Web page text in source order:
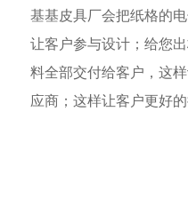
基基皮具厂会把纸格的
让客户参与设计；给您
料全部交付给客户，这
应商；这样让客户更好的